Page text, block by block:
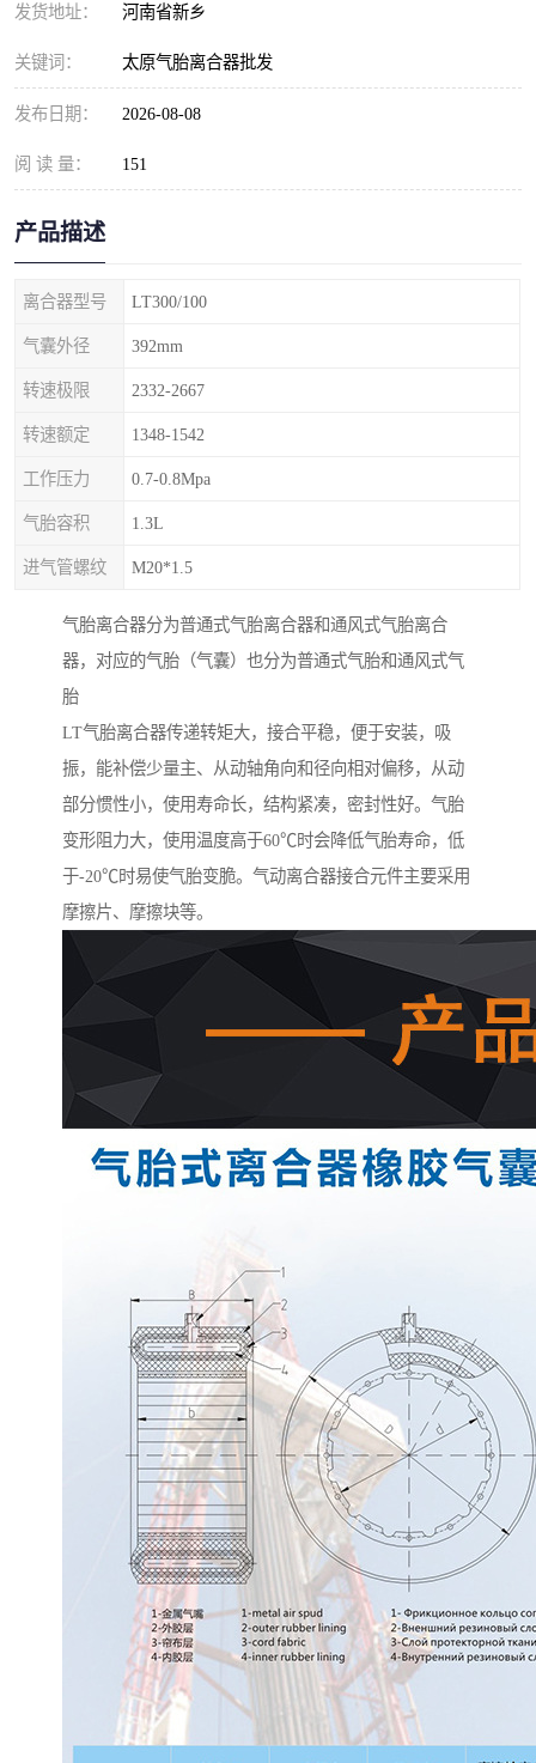
发货地址： 河南省新乡
关键词： 太原气胎离合器批发
发布日期： 2026-08-08
阅 读 量： 151
产品描述
离合器型号 LT300/100
气囊外径 392mm
转速极限 2332-2667
转速额定 1348-1542
工作压力 0.7-0.8Mpa
气胎容积 1.3L
进气管螺纹 M20*1.5
气胎离合器分为普通式气胎离合器和通风式气胎离合
器，对应的气胎（气囊）也分为普通式气胎和通风式气
胎
LT气胎离合器传递转矩大，接合平稳，便于安装，吸
振，能补偿少量主、从动轴角向和径向相对偏移，从动
部分惯性小，使用寿命长，结构紧凑，密封性好。气胎
变形阻力大，使用温度高于60℃时会降低气胎寿命，低
于-20℃时易使气胎变脆。气动离合器接合元件主要采用
摩擦片、摩擦块等。